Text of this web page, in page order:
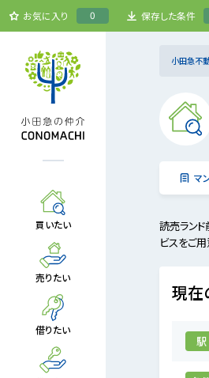
お気に入り 0 保存した条件
買いたい
売りたい
借りたい
小田急不
マ
読売ラン
ビスをご
現在
駅